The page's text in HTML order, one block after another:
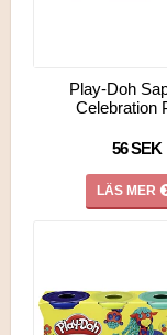
Play-Doh
Celebration
56 SEK
LÄS MER